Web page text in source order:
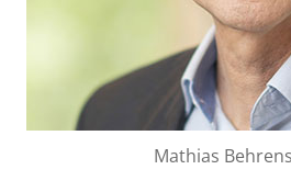
Mathias